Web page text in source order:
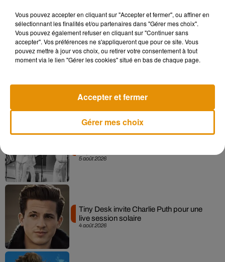
6 août 2026
« Loups Garous » pour son...
interprétée lors des...
5 août 2026
4 août 2026
Tiny Desk invite Charlie Puth pour une
live session solaire
Vous pouvez accepter en cliquant sur "Accepter et fermer", ou affiner en
sélectionnant les finalités et/ou partenaires dans "Gérer mes choix".
Vous pouvez également refuser en cliquant sur "Continuer sans
accepter". Vos préférences ne s'appliqueront que pour ce site. Vous
pouvez mettre à jour vos choix, ou retirer votre consentement à tout
moment via le lien "Gérer les cookies" situé en bas de chaque page.
Gérer mes choix
Accepter et fermer